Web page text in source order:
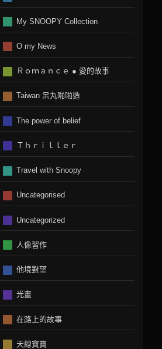
My SNOOPY Collection
O my News
Ｒｏｍａｎｃｅ ● 愛的故事
Taiwan 呆丸啪啪造
The power of belief
Ｔｈｒｉｌｌｅｒ
Travel with Snoopy
Uncategorised
Uncategorized
人像習作
他境對望
光畫
在路上的故事
天線寶寶